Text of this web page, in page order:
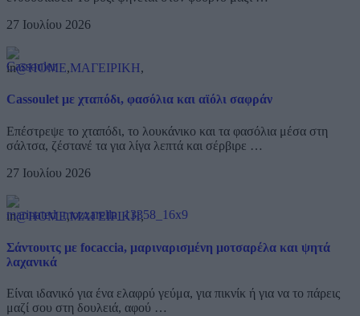
27 Ιουλίου 2026
in@HOME,ΜΑΓΕΙΡΙΚΗ,
Cassoulet με χταπόδι, φασόλια και αϊόλι σαφράν
Επέστρεψε το χταπόδι, το λουκάνικο και τα φασόλια μέσα στη
σάλτσα, ζέστανέ τα για λίγα λεπτά και σέρβιρε …
27 Ιουλίου 2026
in@HOME,ΜΑΓΕΙΡΙΚΗ,
Σάντουιτς με focaccia, μαριναρισμένη μοτσαρέλα και ψητά
λαχανικά
Είναι ιδανικό για ένα ελαφρύ γεύμα, για πικνίκ ή για να το πάρεις
μαζί σου στη δουλειά, αφού …